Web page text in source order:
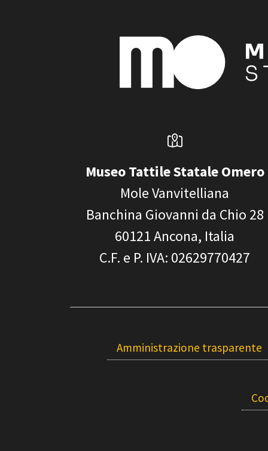
Museo Tattile Statale Omero
Mole Vanvitelliana
Banchina Giovanni da Chio 28
60121Ancona, Italia
C.F. e P. IVA: 02629770427
Amministrazione trasparente